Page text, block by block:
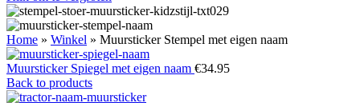
Home » Winkel » Muursticker Stempel met eigen naam
Muursticker Spiegel met eigen naam €34.95
Back to products